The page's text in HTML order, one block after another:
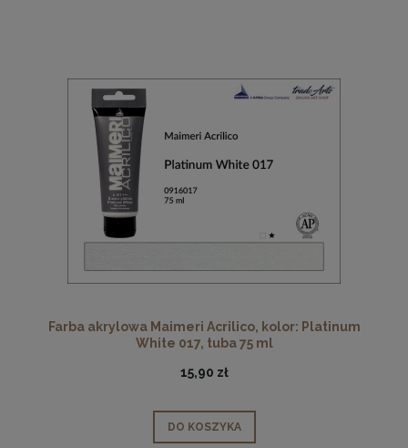
Farba akrylowa Maimeri Acrilico, kolor: Platinum
White 017, tuba 75 ml
15,90 zł
DO KOSZYKA